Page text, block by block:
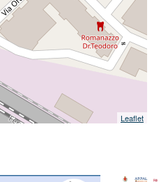
Leaflet